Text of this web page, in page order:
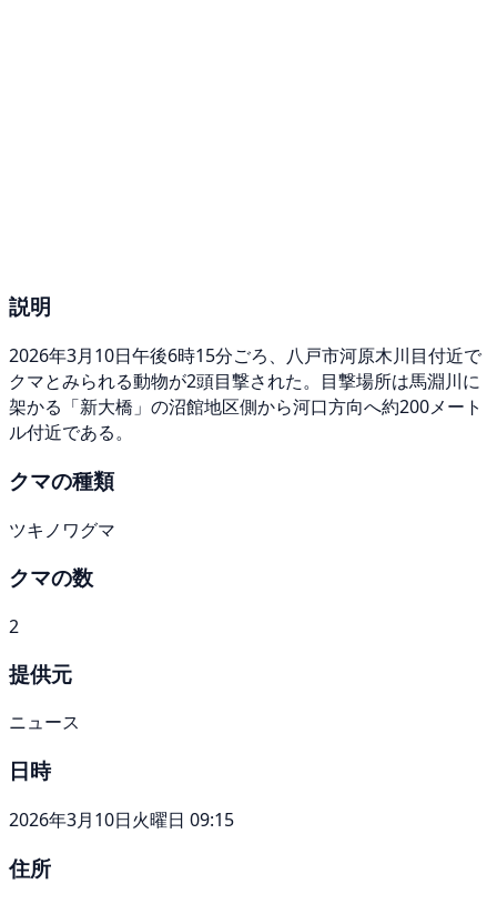
説明
2026年3月10日午後6時15分ごろ、八戸市河原木川目付近で
クマとみられる動物が2頭目撃された。目撃場所は馬淵川に
架かる「新大橋」の沼館地区側から河口方向へ約200メート
ル付近である。
クマの種類
ツキノワグマ
クマの数
2
提供元
ニュース
日時
2026年3月10日火曜日 09:15
住所